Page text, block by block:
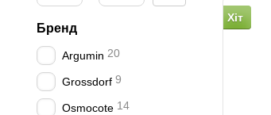
Хіт
Бренд
Argumin 20
Grossdorf 9
Osmocote 14